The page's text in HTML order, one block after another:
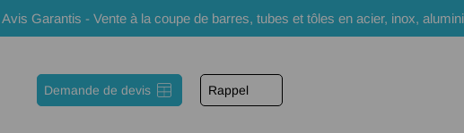
Garantis - Vente à la coupe de barres, tubes et tôles en acier, inox,
Demande de devis Rappel